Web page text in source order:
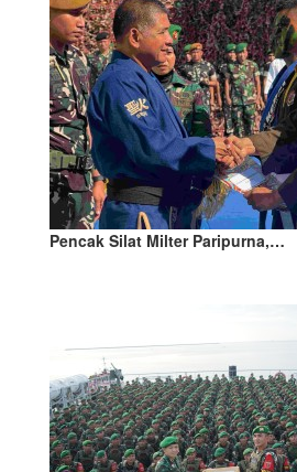
Pencak Silat Milter Paripurna,…